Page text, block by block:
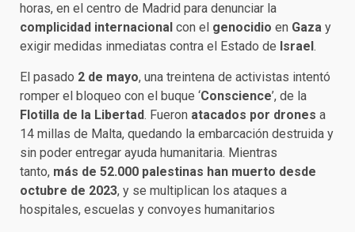
horas, en el centro de Madrid para denunciar la
complicidad internacional con el genocidio en Gaza y
exigir medidas inmediatas contra el Estado de Israel.
El pasado 2 de mayo, una treintena de activistas intentó
romper el bloqueo con el buque ‘Conscience’, de la
Flotilla de la Libertad. Fueron atacados por drones a
14 millas de Malta, quedando la embarcación destruida y
sin poder entregar ayuda humanitaria. Mientras
tanto, más de 52.000 palestinas han muerto desde
octubre de 2023, y se multiplican los ataques a
hospitales, escuelas y convoyes humanitarios